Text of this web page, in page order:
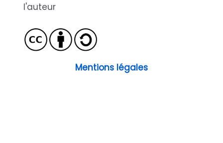
l'auteur
Mentions légales